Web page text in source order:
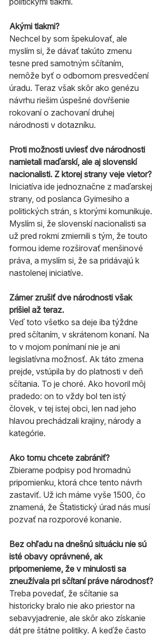
Akými tlakmi?
Nechcel by som špekulovať, ale
myslím si, že dávať takúto zmenu
tesne pred samotným sčítaním,
nemôže byť o odbornom presvedčení
úradu. Teraz však skôr ako genézu
návrhu riešim úspešné dovŕšenie
rokovaní o zachovaní druhej
národnosti v dotazníku.
Proti možnosti uviesť dve národnosti
namietali maďarskí, ale aj slovenskí
nacionalisti. Z ktorej strany veje vietor?
Iniciatíva ide jednoznačne z maďarskej
strany, od poslanca Gyimesiho a
politických strán, s ktorými komunikuje.
Myslím si, že slovenskí nacionalisti sa
už pred rokmi zmiernili s tým, že touto
formou ideme rozširovať menšinové
práva, a myslím si, že sa pridávajú k
nastolenej iniciatíve.
Zámer zrušiť dve národnosti však
prišiel až teraz.
Veď toto všetko sa deje iba týždne
pred sčítaním, v skrátenom konaní. Na
to v mojom ponímaní nie je ani
legislatívna možnosť. Ak táto zmena
prejde, vstúpila by do platnosti v deň
sčítania. To je choré. Ako hovoril môj
pradedo: on to vždy bol ten istý
človek, v tej istej obci, len nad jeho
hlavou prechádzali krajiny, národy a
kategórie.
Ako tomu chcete zabrániť?
Zbierame podpisy pod hromadnú
pripomienku, ktorá chce tento návrh
zastaviť. Už ich máme vyše 1500, čo
znamená, že Štatistický úrad nás musí
pozvať na rozporové konanie.
Bez ohľadu na dnešnú situáciu nie sú
isté obavy oprávnené, ak
pripomenieme, že v minulosti sa
zneužívala pri sčítaní práve národnosť?
Treba povedať, že sčítanie sa
historicky bralo nie ako priestor na
sebavyjadrenie, ale skôr ako získanie
dát pre štátne politiky. A keďže často